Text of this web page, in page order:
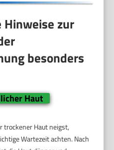
zur
besonders
Haut
trockener Haut neigst,
Wartezeit achten. Nach